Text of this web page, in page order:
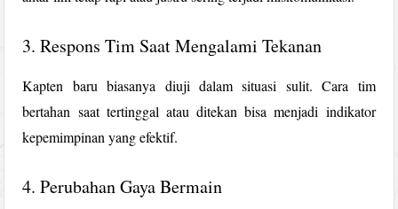
3. Respons Tim Saat Mengalami Tekanan
Kapten baru biasanya diuji dalam situasi sulit. Cara tim
bertahan saat tertinggal atau ditekan bisa menjadi indikator
kepemimpinan yang efektif.
4. Perubahan Gaya Bermain